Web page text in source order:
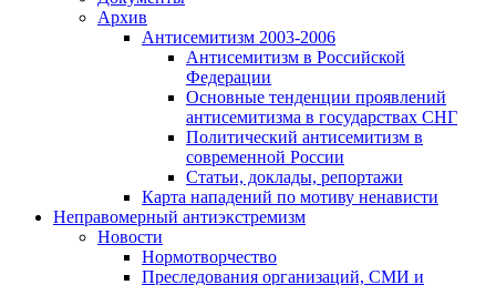
Архив
Антисемитизм 2003-2006
Антисемитизм в Российской
Федерации
Основные тенденции проявлений
антисемитизма в государствах СНГ
Политический антисемитизм в
современной России
Статьи, доклады, репортажи
Карта нападений по мотиву ненависти
Неправомерный антиэкстремизм
Новости
Нормотворчество
Преследования организаций, СМИ и